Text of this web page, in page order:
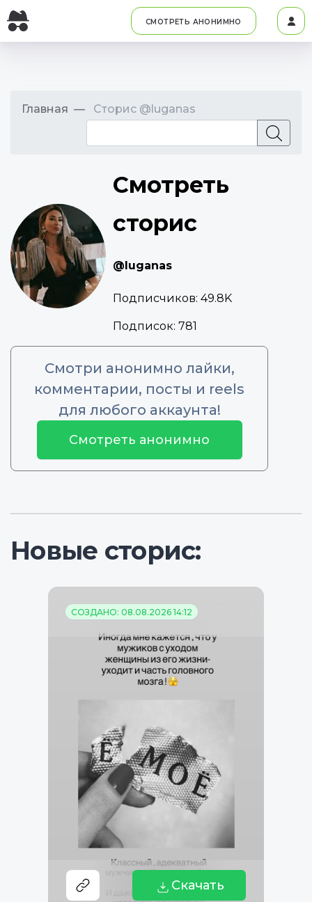
СМОТРЕТЬ АНОНИМНО
Главная Сторис @luganas
Смотреть
сторис
@luganas
Подписчиков: 49.8K
Подписок: 781
Смотри анонимно лайки,
комментарии, посты и reels
для любого аккаунта!
Смотреть анонимно
Новые сторис:
СОЗДАНО: 08.08.2026 14:12
Скачать